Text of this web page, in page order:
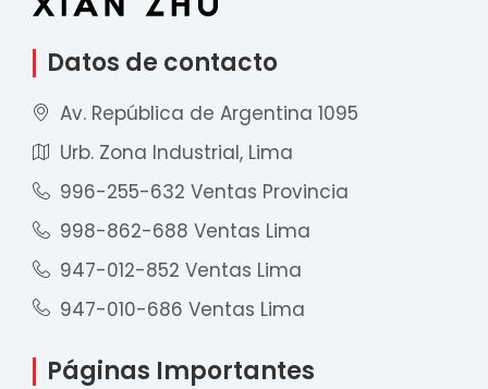
Datos de contacto
Av. República de Argentina 1095
Urb. Zona Industrial, Lima
996-255-632 Ventas Provincia
998-862-688 Ventas Lima
947-012-852 Ventas Lima
947-010-686 Ventas Lima
Páginas Importantes